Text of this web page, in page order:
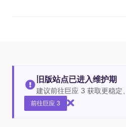
旧版站点已进入维护期
建议前往巨应 3 获取更稳定
前往巨应 3